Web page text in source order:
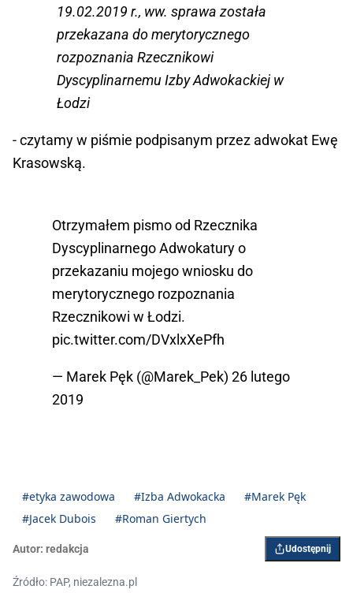
19.02.2019 r., ww. sprawa została
przekazana do merytorycznego
rozpoznania Rzecznikowi
Dyscyplinarnemu Izby Adwokackiej w
Łodzi
- czytamy w piśmie podpisanym przez adwokat Ewę
Krasowską.
Otrzymałem pismo od Rzecznika
Dyscyplinarnego Adwokatury o
przekazaniu mojego wniosku do
merytorycznego rozpoznania
Rzecznikowi w Łodzi.
pic.twitter.com/DVxlxXePfh
— Marek Pęk (@Marek_Pek) 26 lutego
2019
#etyka zawodowa #Izba Adwokacka
#Marek Pęk
#Jacek Dubois
#Roman Giertych
Autor: redakcja Udostępnij
Źródło: PAP, niezalezna.pl